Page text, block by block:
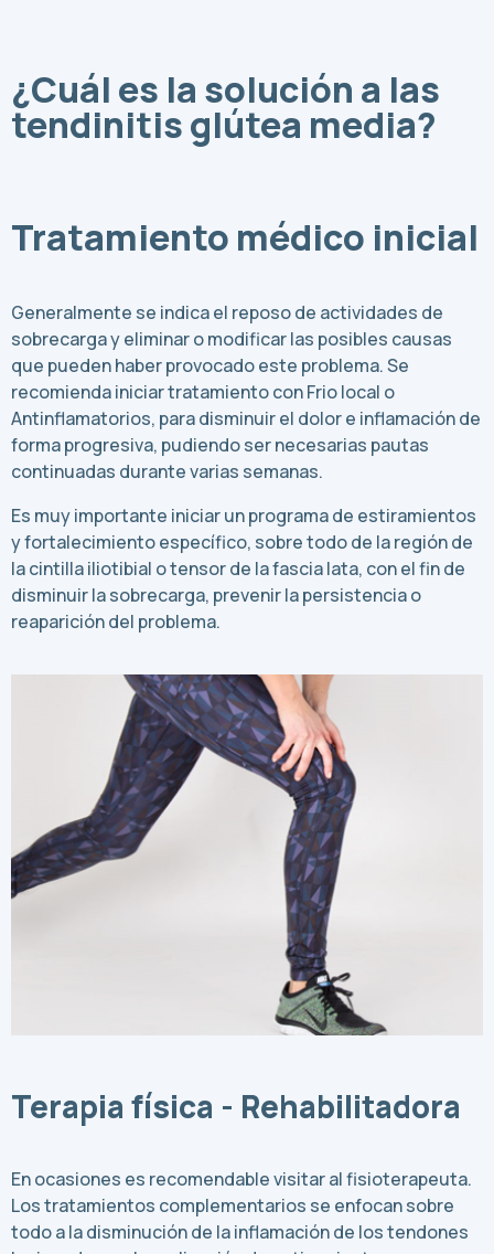
¿Cuál es la solución a las
tendinitis glútea media?
Tratamiento médico inicial
Generalmente se indica el reposo de actividades de
sobrecarga y eliminar o modificar las posibles causas
que pueden haber provocado este problema. Se
recomienda iniciar tratamiento con Frio local o
Antinflamatorios, para disminuir el dolor e inflamación de
forma progresiva, pudiendo ser necesarias pautas
continuadas durante varias semanas.
Es muy importante iniciar un programa de estiramientos
y fortalecimiento específico, sobre todo de la región de
la cintilla iliotibial o tensor de la fascia lata, con el fin de
disminuir la sobrecarga, prevenir la persistencia o
reaparición del problema.
Terapia física - Rehabilitadora
En ocasiones es recomendable visitar al fisioterapeuta.
Los tratamientos complementarios se enfocan sobre
todo a la disminución de la inflamación de los tendones